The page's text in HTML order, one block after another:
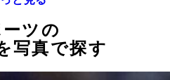
ツの
写真で探す